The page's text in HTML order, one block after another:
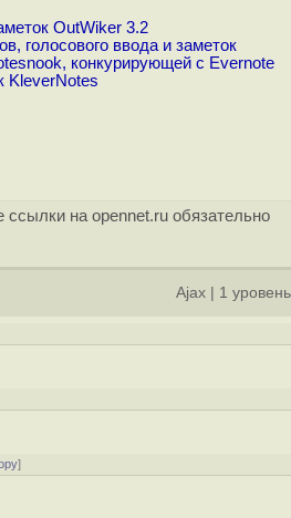
OutWiker 3.2
голосового ввода и заметок
конкурирующей с Evernote
KleverNotes
ссылки на opennet.ru обязательно
Ajax 1 уровень
]